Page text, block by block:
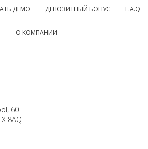
ДЕМО ДЕПОЗИТНЫЙ БОНУС F.A.Q
О КОМПАНИИ
, 60
8AQ